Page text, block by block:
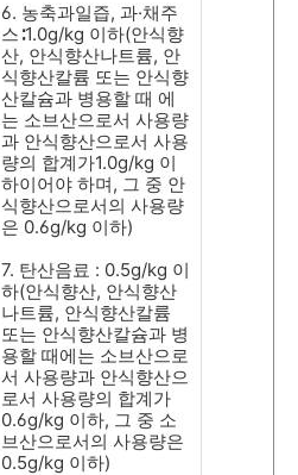
6. 농축과일즙, 과·채주
스 ∶1.0g/kg 이하(안식향
산, 안식향산나트륨, 안
식향산칼륨 또는 안식향
산칼슘과 병용할 때 에
는 소브산으로서 사용량
과 안식향산으로서 사용
량의 합계가1.0g/kg 이
하이어야 하며, 그 중 안
식향산으로서의 사용량
은 0.6g/kg 이하)
7. 탄산음료 : 0.5g/kg 이
하(안식향산, 안식향산
나트륨, 안식향산칼륨
또는 안식향산칼슘과 병
용할 때에는 소브산으로
서 사용량과 안식향산으
로서 사용량의 합계가
0.6g/kg 이하, 그 중 소
브산으로서의 사용량은
0.5g/kg 이하)